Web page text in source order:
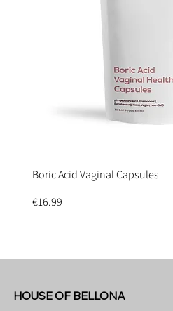
Quick View
Boric Acid Vaginal Capsules
Price
€16.99
HOUSE OF BELLONA